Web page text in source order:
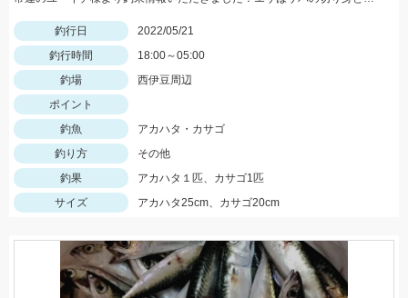
釣行日
2022/05/21
釣行時間
18:00～05:00
釣場
西伊豆周辺
ポイント
釣魚
アカハタ・カサゴ
釣り方
その他
釣果
アカハタ１匹、カサゴ1匹
サイズ
アカハタ25cm、カサゴ20cm